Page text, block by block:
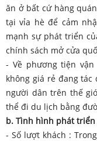
ăn ở bất cứ hàng
tại vỉa hè để cảm
mạnh sự phát triển
chính sách mở cửa
- Về phương tiện
không giá rẻ đang
người dân trên thế
thể đi du lịch bằng
b. Tình hình phát
- Số lượt khách :